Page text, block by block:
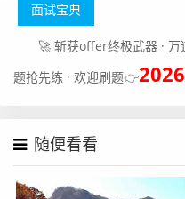
面试宝典
🚀 斩获offer终极武器 ·
题抢先练 · 欢迎刷题👉
随便看看